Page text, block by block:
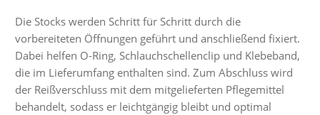
Die Stocks werden Schritt für Schritt durch die
vorbereiteten Öffnungen geführt und anschließend fixiert.
Dabei helfen O-Ring, Schlauchschellenclip und Klebeband,
die im Lieferumfang enthalten sind. Zum Abschluss wird
der Reißverschluss mit dem mitgelieferten Pflegemittel
behandelt, sodass er leichtgängig bleibt und optimal